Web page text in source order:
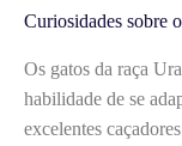
Curiosidades sobre
Os gatos da raça
habilidade de se
excelentes